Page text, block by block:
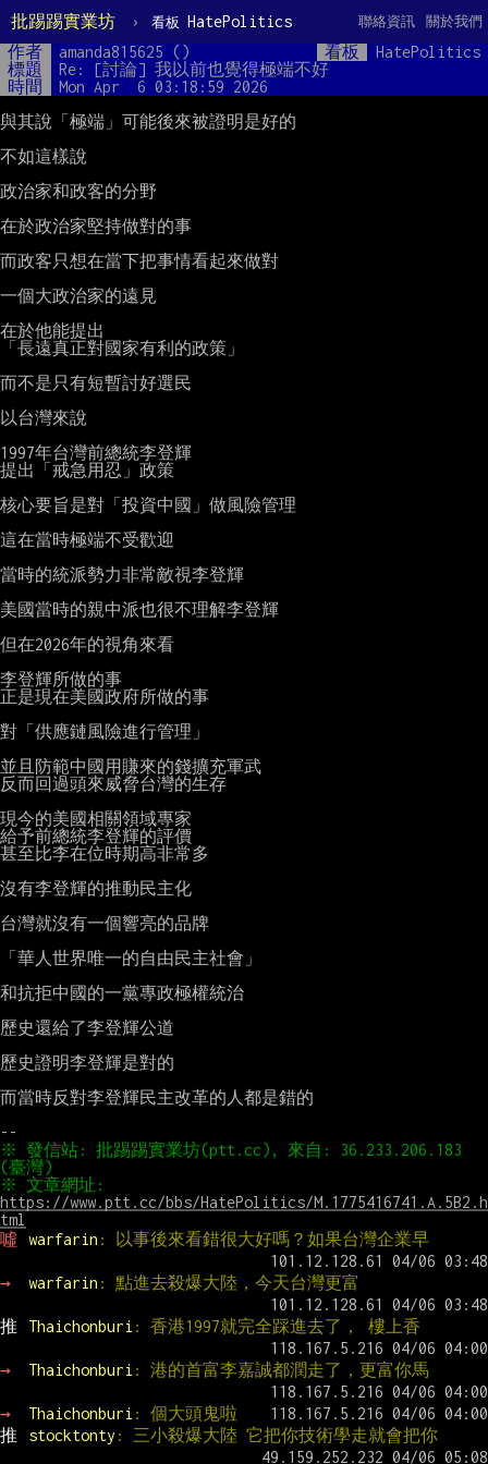
批踢踢實業坊 › 看板 HatePolitics 關於我們
聯絡資訊
作者 amanda815625 () 看板
HatePolitics
標題
Re: [討論] 我以前也覺得極端不好
時間
Mon Apr  6 03:18:59 2026
與其說「極端」可能後來被證明是好的
不如這樣說
政治家和政客的分野
在於政治家堅持做對的事
而政客只想在當下把事情看起來做對
一個大政治家的遠見
在於他能提出
「長遠真正對國家有利的政策」
而不是只有短暫討好選民
以台灣來說
1997年台灣前總統李登輝
提出「戒急用忍」政策
核心要旨是對「投資中國」做風險管理
這在當時極端不受歡迎
當時的統派勢力非常敵視李登輝
美國當時的親中派也很不理解李登輝
但在2026年的視角來看
李登輝所做的事
正是現在美國政府所做的事
對「供應鏈風險進行管理」
並且防範中國用賺來的錢擴充軍武
反而回過頭來威脅台灣的生存
現今的美國相關領域專家
給予前總統李登輝的評價
甚至比李在位時期高非常多
沒有李登輝的推動民主化
台灣就沒有一個響亮的品牌
「華人世界唯一的自由民主社會」
和抗拒中國的一黨專政極權統治
歷史還給了李登輝公道
歷史證明李登輝是對的
而當時反對李登輝民主改革的人都是錯的
※ 發信站: 批踢踢實業坊(ptt.cc), 來自: 36.233.206.183
https://www.ptt.cc/bbs/HatePolitics/M.1775416741.A.5B2.h
tml
噓
warfarin : 以事後來看錯很大好嗎？如果台灣企業早
→ warfarin : 點進去殺爆大陸，今天台灣更富
推 Thaichonburi : 香港1997就完全踩進去了， 樓上香
→ Thaichonburi : 港的首富李嘉誠都潤走了，更富你馬
→ Thaichonburi : 個大頭鬼啦
推
stocktonty : 三小殺爆大陸 它把你技術學走就會把你